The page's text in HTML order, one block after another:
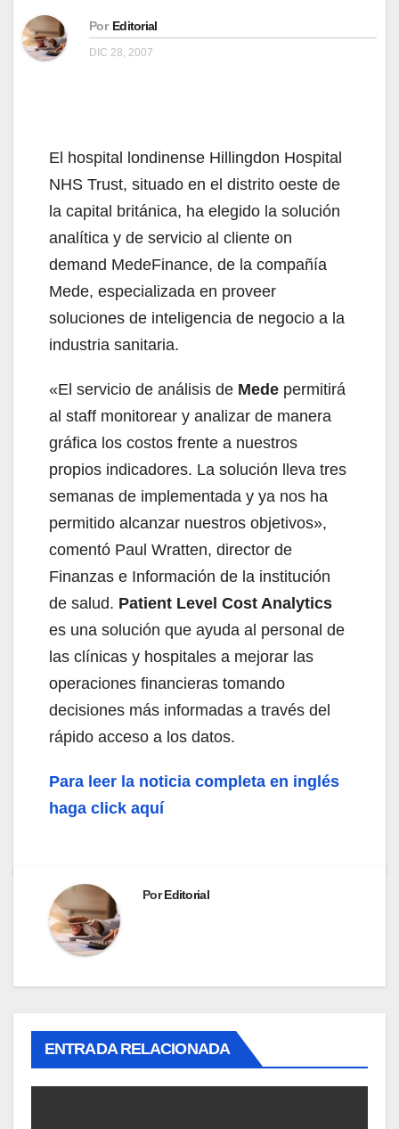
Por Editorial
DIC 28, 2007
El hospital londinense Hillingdon Hospital
NHS Trust, situado en el distrito oeste de
la capital británica, ha elegido la solución
analítica y de servicio al cliente on
demand MedeFinance, de la compañía
Mede, especializada en proveer
soluciones de inteligencia de negocio a la
industria sanitaria.
«El servicio de análisis de Mede permitirá
al staff monitorear y analizar de manera
gráfica los costos frente a nuestros
propios indicadores. La solución lleva tres
semanas de implementada y ya nos ha
permitido alcanzar nuestros objetivos»,
comentó Paul Wratten, director de
Finanzas e Información de la institución
de salud. Patient Level Cost Analytics
es una solución que ayuda al personal de
las clínicas y hospitales a mejorar las
operaciones financieras tomando
decisiones más informadas a través del
rápido acceso a los datos.
Para leer la noticia completa en inglés
haga click aquí
PorEditorial
ENTRADA RELACIONADA